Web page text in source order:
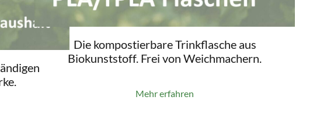
Die kompostierbare Trinkflasche aus
Biokunststoff. Frei von Weichmachern.
Mehr erfahren